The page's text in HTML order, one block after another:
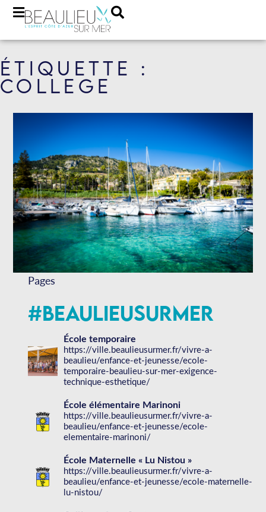
Étiquette :
college
Pages
#BeaulieuSurMer
École temporaire
https://ville.beaulieusurmer.fr/vivre-a-
beaulieu/enfance-et-jeunesse/ecole-
temporaire-beaulieu-sur-mer-exigence-
technique-esthetique/
École élémentaire Marinoni
https://ville.beaulieusurmer.fr/vivre-a-
beaulieu/enfance-et-jeunesse/ecole-
elementaire-marinoni/
École Maternelle « Lu Nistou »
https://ville.beaulieusurmer.fr/vivre-a-
beaulieu/enfance-et-jeunesse/ecole-maternelle-
lu-nistou/